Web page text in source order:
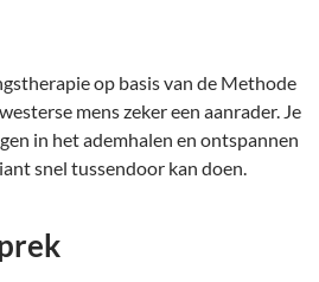
op basis van de Methode
mens zeker een aanrader. Je
in het ademhalen en ontspannen
snel tussendoor kan doen.